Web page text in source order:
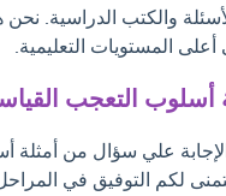
والكتب الدراسية.
المستويات التعليمية.
أسلوب التعجب
علي سؤال من أمثلة
لكم التوفيق في